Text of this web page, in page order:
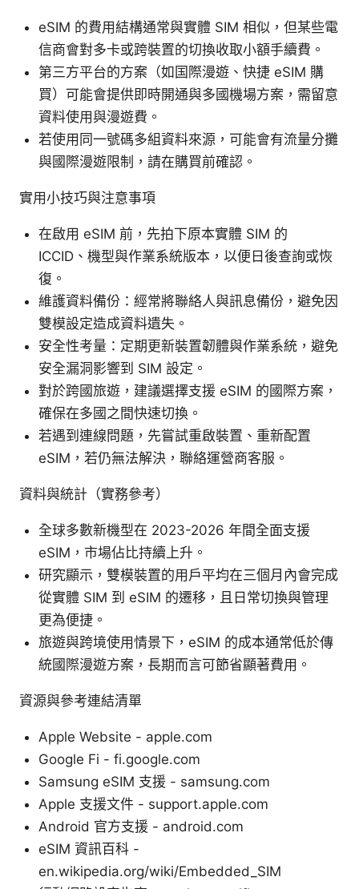
eSIM 的費用結構通常與實體 SIM 相似，但某些電
信商會對多卡或跨裝置的切換收取小額手續費。
第三方平台的方案（如国際漫遊、快捷 eSIM 購
買）可能會提供即時開通與多國機場方案，需留意
資料使用與漫遊費。
若使用同一號碼多組資料來源，可能會有流量分攤
與國際漫遊限制，請在購買前確認。
實用小技巧與注意事項
在啟用 eSIM 前，先拍下原本實體 SIM 的
ICCID、機型與作業系統版本，以便日後查詢或恢
復。
維護資料備份：經常將聯絡人與訊息備份，避免因
雙模設定造成資料遺失。
安全性考量：定期更新裝置韌體與作業系統，避免
安全漏洞影響到 SIM 設定。
對於跨國旅遊，建議選擇支援 eSIM 的國際方案，
確保在多國之間快速切換。
若遇到連線問題，先嘗試重啟裝置、重新配置
eSIM，若仍無法解決，聯絡運營商客服。
資料與統計（實務參考）
全球多數新機型在 2023-2026 年間全面支援
eSIM，市場佔比持續上升。
研究顯示，雙模裝置的用戶平均在三個月內會完成
從實體 SIM 到 eSIM 的遷移，且日常切換與管理
更為便捷。
旅遊與跨境使用情景下，eSIM 的成本通常低於傳
統國際漫遊方案，長期而言可節省顯著費用。
資源與參考連結清單
Apple Website - apple.com
Google Fi - fi.google.com
Samsung eSIM 支援 - samsung.com
Apple 支援文件 - support.apple.com
Android 官方支援 - android.com
eSIM 資訊百科 -
en.wikipedia.org/wiki/Embedded_SIM